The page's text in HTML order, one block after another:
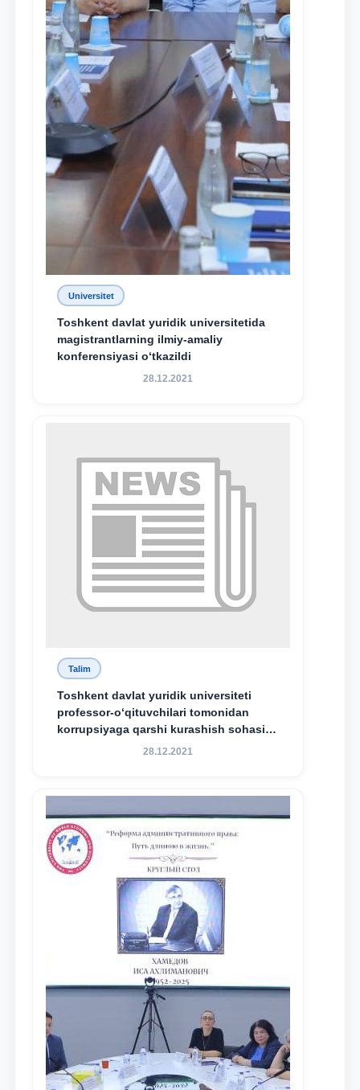
Universitet
Toshkent davlat yuridik universitetida
magistrantlarning ilmiy-amaliy
konferensiyasi o‘tkazildi
28.12.2021
Talim
Toshkent davlat yuridik universiteti
professor-o‘qituvchilari tomonidan
korrupsiyaga qarshi kurashish sohasida
amalga oshirilayotgan islohotlar hamda
maqsadida xorijiy va mahalliy ilmiy
nashrlarda chop etilgan maqolalar
dayjesti
28.12.2021